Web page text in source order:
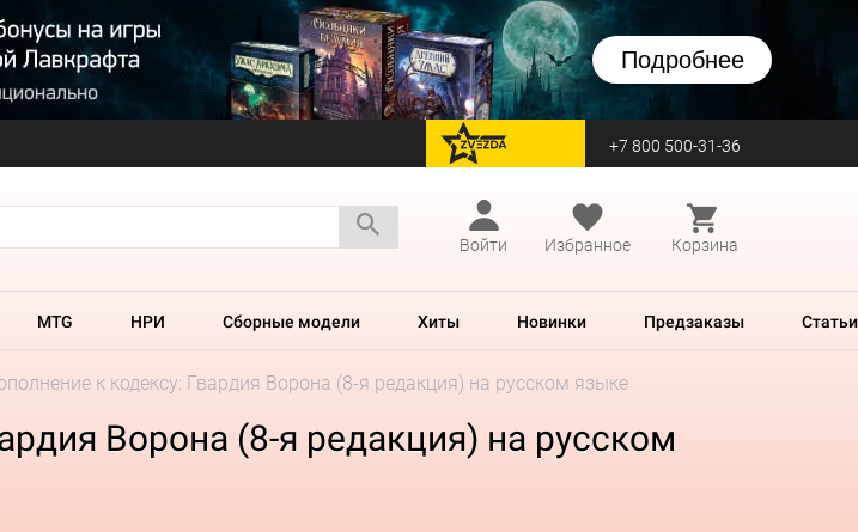
Подробнее
перейти на Zvezda +7 800 500-31-36
Войти
Избранное Корзина
MTG НРИ Сборные модели Хиты Новинки Предзаказы Статьи
к кодексу: Гвардия Ворона (8-я редакция) на русском языке
Ворона (8-я редакция) на русском